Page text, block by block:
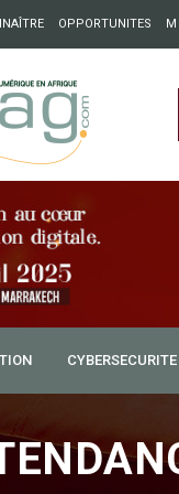
OPPORTUNITES M
créer des ponts
CYBERSECURITE
: les